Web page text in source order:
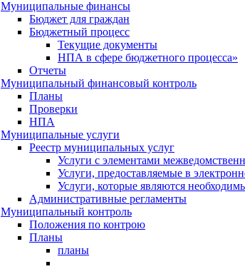
Муниципальные финансы
Бюджет для граждан
Бюджетный процесс
Текущие документы
НПА в сфере бюджетного процесса»
Отчеты
Муниципальный финансовый контроль
Планы
Проверки
НПА
Муниципальные услуги
Реестр муниципальных услуг
Услуги с элементами
Услуги, предоставляемые в
Услуги, которые являются
Административные регламенты
Муниципальный контроль
Положения по контрою
Планы
планы